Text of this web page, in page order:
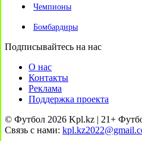
Чемпионы
Бомбардиры
Подписывайтесь на нас
О нас
Контакты
Реклама
Поддержка проекта
© Футбол 2026 Kpl.kz | 21+
Связь с нами: